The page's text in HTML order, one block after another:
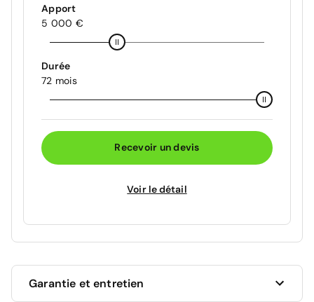
Apport
5 000 €
Durée
72 mois
Recevoir un devis
Voir le détail
Garantie et entretien